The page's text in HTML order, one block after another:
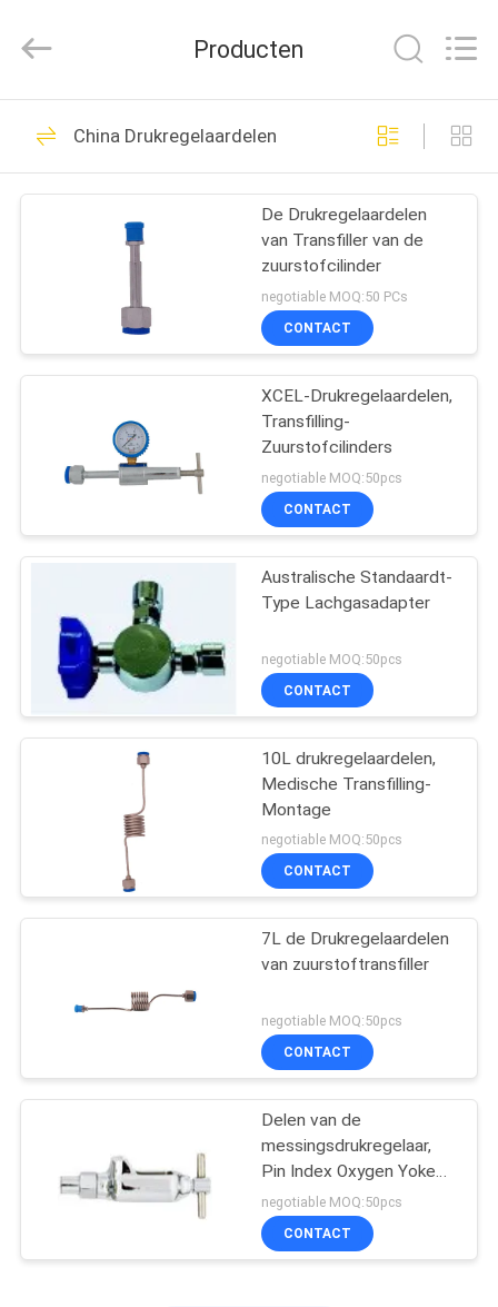
HUIS
PRODUCTEN
ONGEVEER
FABRIEKSREIS
KWALITEITSCONTROLE
ONS
VERZOEK
CITAAT
SITEMAP
PRIVACY
POLICY
Ltd..
Reserved.
Medische Gasafzet
30
Gasadapters
25
Medische
Gastoebehoren
Medische
Gasverzamelleiding
Medische Bed
Hoofdeenheid
1
Producten
China Drukregelaardelen
De Drukregelaardelen
van Transfiller van de
zuurstofcilinder
negotiable MOQ:50 PCs
CONTACT
XCEL-Drukregelaardelen,
Transfilling-
Zuurstofcilinders
negotiable MOQ:50pcs
CONTACT
Australische Standaardt-
Type Lachgasadapter
negotiable MOQ:50pcs
CONTACT
10L drukregelaardelen,
Medische Transfilling-
Montage
negotiable MOQ:50pcs
CONTACT
7L de Drukregelaardelen
van zuurstoftransfiller
negotiable MOQ:50pcs
CONTACT
Delen van de
messingsdrukregelaar,
Pin Index Oxygen Yoke
Assembly
negotiable MOQ:50pcs
CONTACT